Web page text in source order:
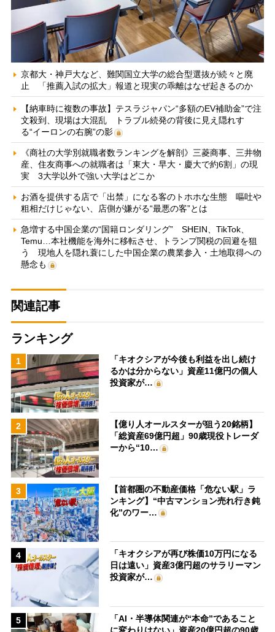
京都大・神戸大など、難関国立大学の総合型選抜が続々と廃
止 「推薦入試の拡大」報道と現実の乖離はなぜ起きるのか
【納車時に複数の事故】テスラジャパン“多額のEV補助金”で注
文殺到、現場は大混乱 トラブル続発の背後に見え隠れす
る“イーロンの右腕”の影
《商社の大学別就職者数ランキングを解剖》三菱商事、三井物
産、住友商事への就職者は「東大・早大・慶大で約6割」の現
実 3大学以外で強い大学はどこか
お酒を提供する店で「出禁」になる客のトホホな生態 嘔吐や
粗相だけじゃない、店側が嫌がる“最悪の客”とは
急増する中国企業の“国籍ロンダリング” SHEIN、TikTok、
Temu…本社機能を海外に移転させ、トランプ関税の回避を狙
う 現地人を隠れ蓑にした中国企業の農業参入・土地取得への
懸念も
関連記事
ランキング
1
「キオクシアが今後も利益を出し続け
るかは分からない」資産11億円の個人
投資家が…
2
【億り人オールスターが狙う20銘柄】
「総資産69億円超」90歳現役トレーダ
ーから“10…
3
【首都圏の不動産価格「危ない駅」ラ
ンキング】“中古マンション売れ行き鈍
化”のワー…
4
「キオクシアが再び株価10万円になる
日は遠い」資産3億円超のサラリーマン
投資家が…
5
「AI・半導体関連が“本命”であること
に変わりはない」資産20億円超の90歳